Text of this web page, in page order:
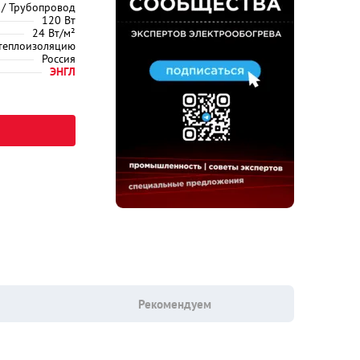
/ Трубопровод
120 Вт
24 Вт/м²
Россия
ЭНГЛ
Рекомендуем